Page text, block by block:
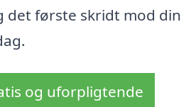
det første skridt mod din
og uforpligtende